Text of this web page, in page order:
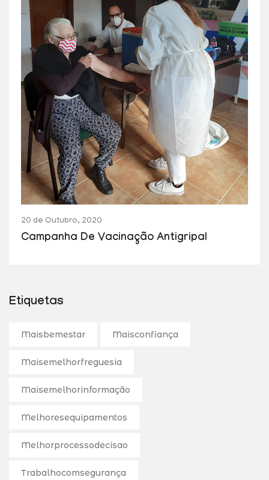
20 de Outubro, 2020
Campanha De Vacinação Antigripal
Etiquetas
Maisbemestar Maisconfiança
Maisemelhorfreguesia
Maisemelhorinformação
Melhoresequipamentos
Melhorprocessodecisao
Trabalhocomsegurança